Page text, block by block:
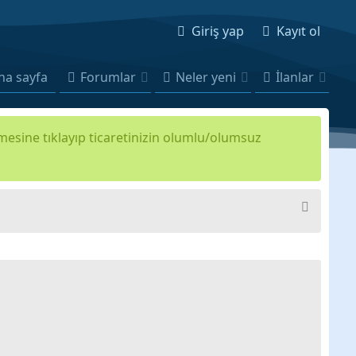
Giriş yap Kayıt ol
sayfa Forumlar Neler yeni İlanlar
tıklayıp ticaretinizin olumlu/olumsuz